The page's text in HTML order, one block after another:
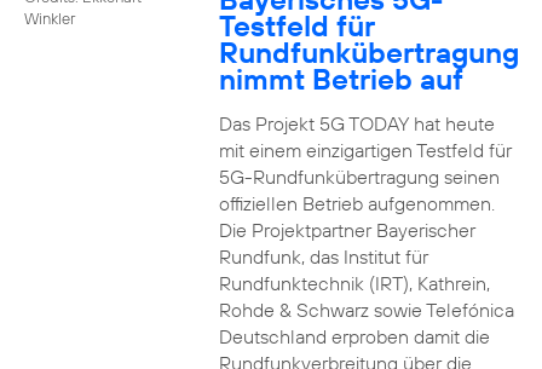
Winkler
Testfeld für
Rundfunkübertragung
nimmt Betrieb auf
Das Projekt 5G TODAY hat heute
mit einem einzigartigen Testfeld für
5G-Rundfunkübertragung seinen
offiziellen Betrieb aufgenommen.
Die Projektpartner Bayerischer
Rundfunk, das Institut für
Rundfunktechnik (IRT), Kathrein,
Rohde & Schwarz sowie Telefónica
Deutschland erproben damit die
Rundfunkverbreitung über die